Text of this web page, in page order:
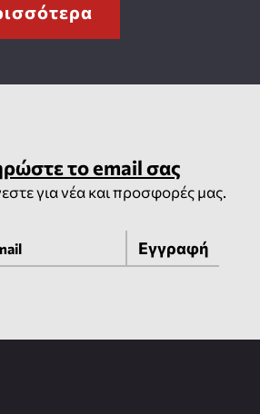
το email σας
για νέα και προσφορές μας.
Εγγραφή